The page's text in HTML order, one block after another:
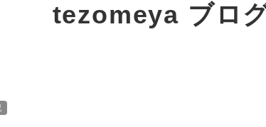
tezomeya ブロ